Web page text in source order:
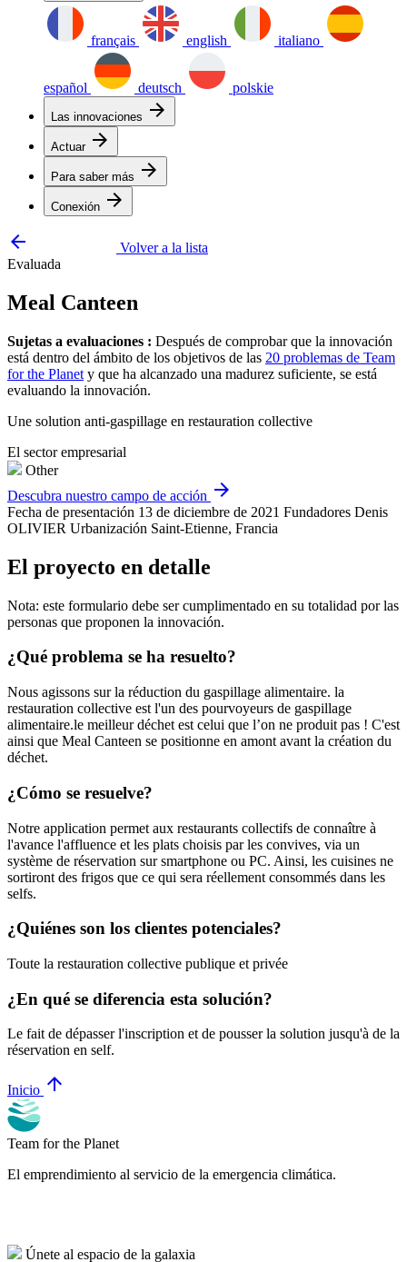
français english italiano
español deutsch polskie
Las innovaciones arrow_forward
Actuar arrow_forward
Para saber más arrow_forward
Conexión arrow_forward
arrow_backward
Volver a la lista
Evaluada
Meal Canteen
Sujetas a evaluaciones : Después de comprobar que la innovación
está dentro del ámbito de los objetivos de las 20 problemas de Team
for the Planet y que ha alcanzado una madurez suficiente, se está
evaluando la innovación.
Une solution anti-gaspillage en restauration collective
El sector empresarial
Other
Descubra nuestro campo de acción arrow_forward
Fecha de presentación 13 de diciembre de 2021 Fundadores Denis
OLIVIER Urbanización Saint-Etienne, Francia
El proyecto en detalle
Nota: este formulario debe ser cumplimentado en su totalidad por las
personas que proponen la innovación.
¿Qué problema se ha resuelto?
Nous agissons sur la réduction du gaspillage alimentaire. la
restauration collective est l'un des pourvoyeurs de gaspillage
alimentaire.le meilleur déchet est celui que l’on ne produit pas ! C'est
ainsi que Meal Canteen se positionne en amont avant la création du
déchet.
¿Cómo se resuelve?
Notre application permet aux restaurants collectifs de connaître à
l'avance l'affluence et les plats choisis par les convives, via un
système de réservation sur smartphone ou PC. Ainsi, les cuisines ne
sortiront des frigos que ce qui sera réellement consommés dans les
selfs.
¿Quiénes son los clientes potenciales?
Toute la restauration collective publique et privée
¿En qué se diferencia esta solución?
Le fait de dépasser l'inscription et de pousser la solution jusqu'à de la
réservation en self.
Inicio arrow_upward
Team for the Planet
El emprendimiento al servicio de la emergencia climática.
Únete al espacio de la galaxia